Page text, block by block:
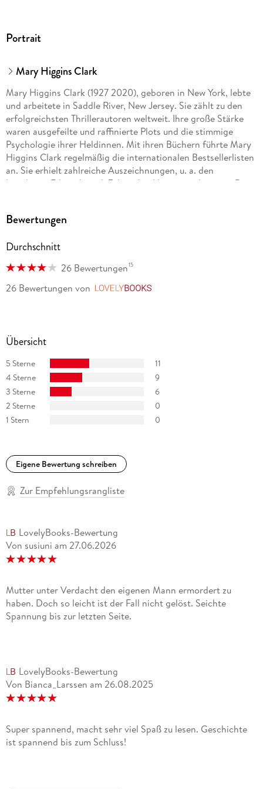
Portrait
Mary Higgins Clark
Mary Higgins Clark (1927 2020), geboren in New York, lebte
und arbeitete in Saddle River, New Jersey. Sie zählt zu den
erfolgreichsten Thrillerautoren weltweit. Ihre große Stärke
waren ausgefeilte und raffinierte Plots und die stimmige
Psychologie ihrer Heldinnen. Mit ihren Büchern führte Mary
Higgins Clark regelmäßig die internationalen Bestsellerlisten
an. Sie erhielt zahlreiche Auszeichnungen, u. a. den
begehrten Edgar Award. Zuletzt bei Heyne erschienen: »Denn
Alafair Burke ist Dozentin für Strafrecht an der Hofstra Law
Beruf inspirierte sie dazu, Kriminalromane zu schreiben, u. a.
die New-York-Times-Bestsellerserie um Ellie Hatcher. Sie ist
die Tochter von James Lee Burke und lebt in New York. Für
Dennis Lehane gehört sie zu den »besten jungen
Bewertungen
Durchschnitt
26 Bewertungen15
26 Bewertungen von
Übersicht
5 Sterne
11
4 Sterne
9
3 Sterne
6
2 Sterne
0
1 Stern
0
Eigene Bewertung schreiben
Zur Empfehlungsrangliste
LovelyBooks-Bewertung
Von susiuni am 27.06.2026
Mutter unter Verdacht den eigenen Mann ermordert zu
haben. Doch so leicht ist der Fall nicht gelöst. Seichte
Spannung bis zur letzten Seite.
LovelyBooks-Bewertung
Von Bianca_Larssen am 26.08.2025
Super spannend, macht sehr viel Spaß zu lesen. Geschichte
ist spannend bis zum Schluss!